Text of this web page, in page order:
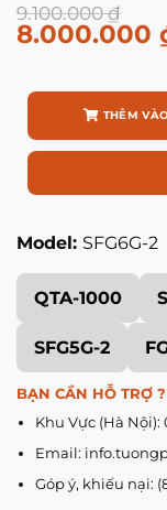
9.100.000₫
8.000.000
THÊM
Model: SFG6G-2
QTA-1000
SFG5G-2
BẠN CẦN HỖ TRỢ ?
Khu Vực (Hà Nội):
Email:
Góp ý, khiếu nại: